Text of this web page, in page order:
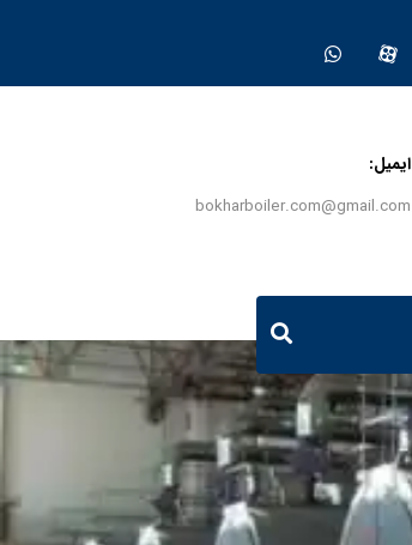
ایمیل:
bokharboiler.com@gmail.com